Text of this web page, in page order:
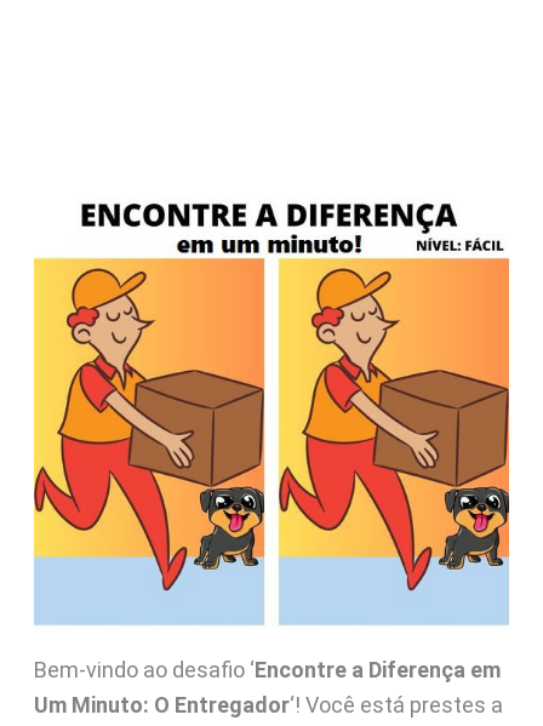
Bem-vindo ao desafio ‘Encontre a Diferença em
Um Minuto: O Entregador‘! Você está prestes a